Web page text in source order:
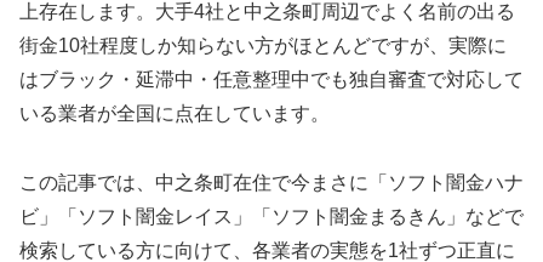
上存在します。大手4社と中之条町周辺でよく名前の出る
街金10社程度しか知らない方がほとんどですが、実際に
はブラック・延滞中・任意整理中でも独自審査で対応して
いる業者が全国に点在しています。
この記事では、中之条町在住で今まさに「ソフト闇金ハナ
ビ」「ソフト闇金レイス」「ソフト闇金まるきん」などで
検索している方に向けて、各業者の実態を1社ずつ正直に